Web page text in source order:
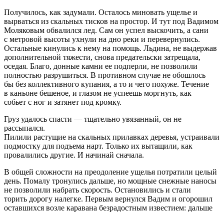
Получилось, как задумали. Осталось миновать ущелье и
вырваться из скальных тисков на простор. И тут под Вадимом
Моляковым обвалился лед. Сам он успел выскочить, а сани
с метровой высоты ухнули на дно реки и перевернулись.
Остальные кинулись к нему на помощь. Льдина, не выдержав
дополнительной тяжести, снова предательски затрещала,
оседая. Благо, донные камни ее подперли, не позволили
полностью разрушиться. В противном случае не обошлось
бы без коллективного купания, а то и чего похуже. Течение
в каньоне бешеное, и глазом не успеешь моргнуть, как
собьет с ног и затянет под кромку.
Груз удалось спасти — тщательно увязанный, он не
рассыпался.
Пилили растущие на скальных прилавках деревья, устраивали
подмостку для подъема нарт. Только их вытащили, как
провалились другие. И начинай сначала.
В общей сложности на преодоление ущелья потратили целый
день. Помалу тронулись дальше, но мощные снежные наносы
не позволили набрать скорость. Остановились и стали
торить дорогу налегке. Первым вернулся Вадим и огорошил
оставшихся возле каравана безрадостным известием: дальше